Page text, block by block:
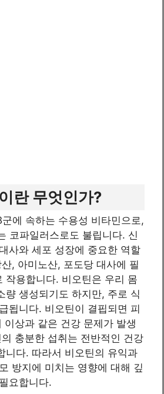
란 무엇인가?
에 속하는 수용성 비타민으로,
코파일러스로도 불립니다. 신
사와 세포 성장에 중요한 역할
, 아미노산, 포도당 대사에 필
작용합니다. 비오틴은 우리 몸
량 생성되기도 하지만, 주로 식
됩니다. 비오틴이 결핍되면 피
이상과 같은 건강 문제가 발생
충분한 섭취는 전반적인 건강
니다. 따라서 비오틴의 유익과
방지에 미치는 영향에 대해 깊
요합니다.